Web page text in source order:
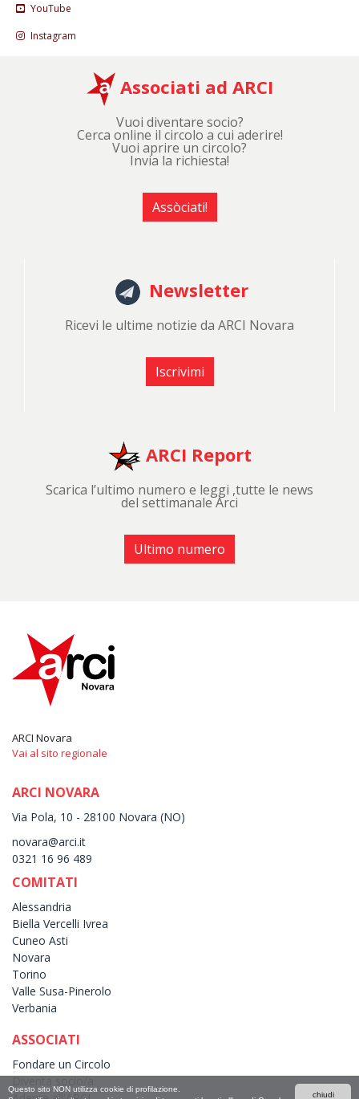
chiudi
Questo sito NON utilizza cookie di profilazione.
YouTube
Instagram
Associati ad ARCI
Vuoi diventare socio?
Cerca online il circolo a cui aderire!
Vuoi aprire un circolo?
Invia la richiesta!
Assòciati!
Newsletter
Ricevi le ultime notizie da ARCI Novara
Iscrivimi
ARCI Report
Scarica l’ultimo numero e leggi ,tutte le news
del settimanale Arci
Ultimo numero
ARCI Novara
Vai al sito regionale
ARCI NOVARA
Via Pola, 10 - 28100 Novara (NO)
novara@arci.it
0321 16 96 489
COMITATI
Alessandria
Biella Vercelli Ivrea
Cuneo Asti
Novara
Torino
Valle Susa-Pinerolo
Verbania
ASSOCIATI
Fondare un Circolo
Diventa socio/a